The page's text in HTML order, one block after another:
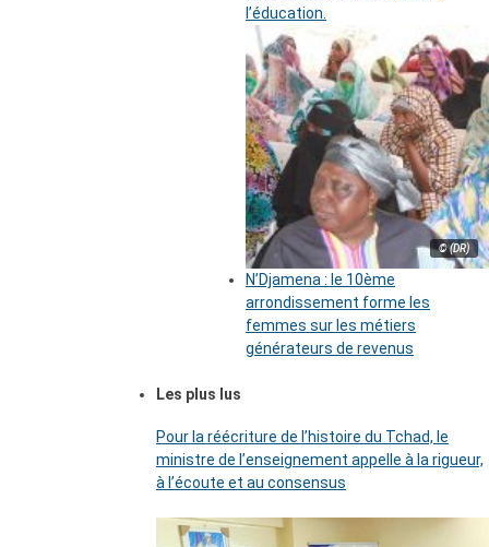
l’éducation.
© (DR)
N’Djamena : le 10ème
arrondissement forme les
femmes sur les métiers
générateurs de revenus
Les plus lus
Pour la réécriture de l’histoire du Tchad, le
ministre de l’enseignement appelle à la rigueur,
à l’écoute et au consensus